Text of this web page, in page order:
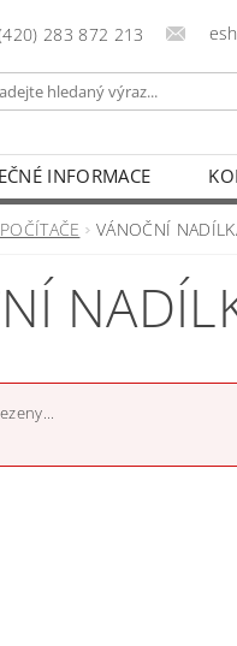
283 872 213
INFORMACE
VÁNOČNÍ